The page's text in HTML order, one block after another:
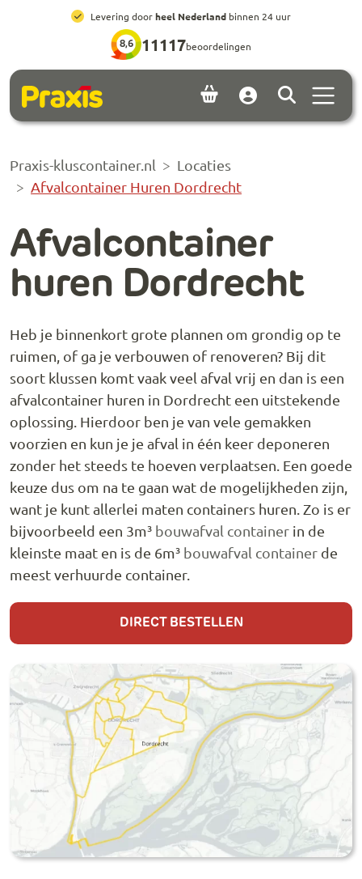
Ga naar hoofdinhoud
Ga naar footer
All-in prijzen, inclusief brengen, ophalen en huur
8,6 11117beoordelingen
Account
Praxis-kluscontainer.nl
Locaties
Afvalcontainer Huren Dordrecht
Afvalcontainer
huren Dordrecht
Heb je binnenkort grote plannen om grondig op te
ruimen, of ga je verbouwen of renoveren? Bij dit
soort klussen komt vaak veel afval vrij en dan is een
afvalcontainer huren in Dordrecht een uitstekende
oplossing. Hierdoor ben je van vele gemakken
voorzien en kun je je afval in één keer deponeren
zonder het steeds te hoeven verplaatsen. Een goede
keuze dus om na te gaan wat de mogelijkheden zijn,
want je kunt allerlei maten containers huren. Zo is er
bijvoorbeeld een 3m³ bouwafval container in de
kleinste maat en is de 6m³ bouwafval container de
meest verhuurde container.
DIRECT BESTELLEN